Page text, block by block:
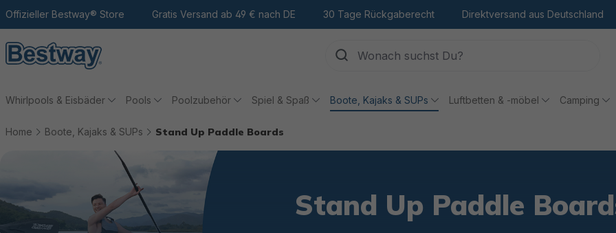
Hauptinhalt
Zur Suche
Zur Hauptnavigation
Offizieller Bestway® Store Gratis Versand ab 49 € nach DE 30 Tage Rückgaberecht Direktversand aus Deutschland
Whirlpools & Eisbäder Pools Poolzubehör Spiel & Spaß Boote, Kajaks & SUPs Luftbetten & -möbel Camping
Home Boote, Kajaks & SUPs Stand Up Paddle Boards
Stand Up Paddle